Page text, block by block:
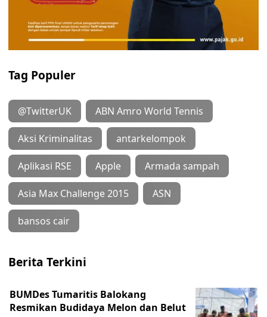
Tag Populer
@TwitterUK ABN Amro World Tennis
Aksi Kriminalitas antarkelompok
Aplikasi RSE Apple Armada sampah
Asia Max Challenge 2015 ASN
bansos cair
Berita Terkini
BUMDes Tumaritis Balokang
Resmikan Budidaya Melon dan Belut